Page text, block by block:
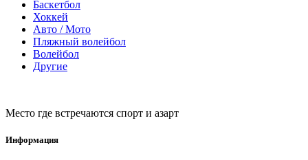
Баскетбол
Хоккей
Авто / Мото
Пляжный волейбол
Волейбол
Другие
Место где встречаются спорт и азарт
Информация